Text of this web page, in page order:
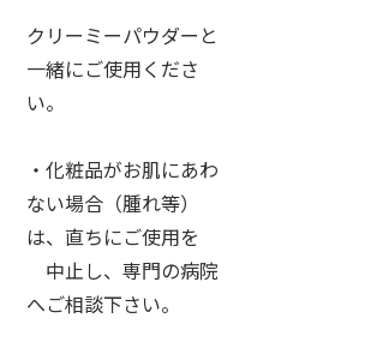
クリーミーパウダーと
一緒にご使用くださ
い。
・化粧品がお肌にあわ
ない場合（腫れ等）
は、直ちにご使用を
中止し、専門の病院
へご相談下さい。